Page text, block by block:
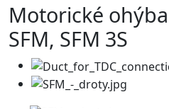
Motorické
SFM, SFM 3S